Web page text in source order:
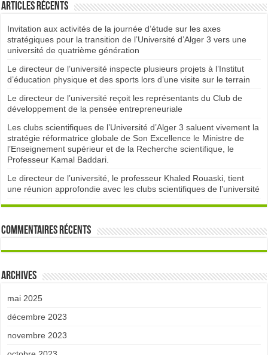
Articles récents
Invitation aux activités de la journée d’étude sur les axes
stratégiques pour la transition de l’Université d’Alger 3 vers une
université de quatrième génération
Le directeur de l’université inspecte plusieurs projets à l’Institut
d’éducation physique et des sports lors d’une visite sur le terrain
Le directeur de l’université reçoit les représentants du Club de
développement de la pensée entrepreneuriale
Les clubs scientifiques de l’Université d’Alger 3 saluent vivement la
stratégie réformatrice globale de Son Excellence le Ministre de
l’Enseignement supérieur et de la Recherche scientifique, le
Professeur Kamal Baddari.
Le directeur de l’université, le professeur Khaled Rouaski, tient
une réunion approfondie avec les clubs scientifiques de l’université
Commentaires récents
Archives
mai 2025
décembre 2023
novembre 2023